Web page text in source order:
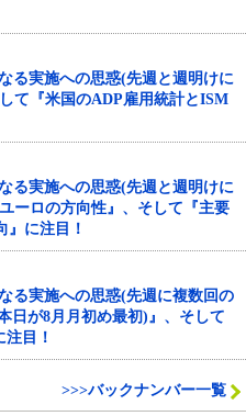
る実施への思惑(先週と週明けに
て『米国のADP雇用統計とISM
る実施への思惑(先週と週明けに
ーロの方向性』、そして『主要
』に注目！
る実施への思惑(先週に複数回の
日が8月月初め最初)』、そして
目！
>>>バックナンバー一覧